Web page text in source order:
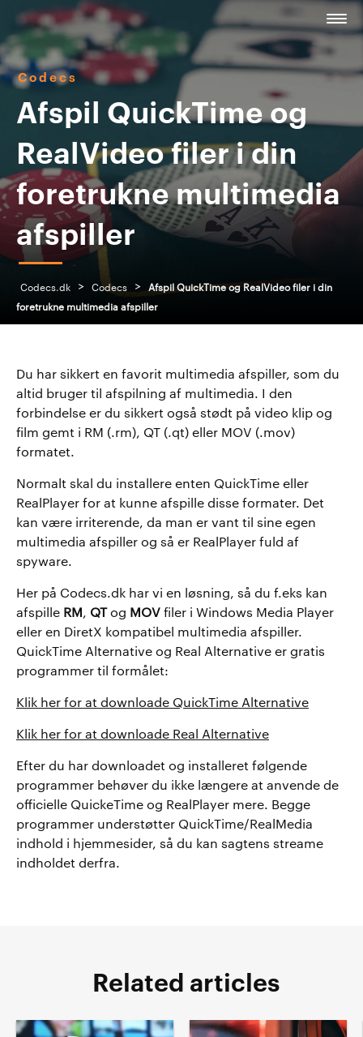
Codecs
Afspil QuickTime og
RealVideo filer i din
foretrukne multimedia
afspiller
Codecs.dk > Codecs >
Afspil QuickTime og RealVideo filer i din
foretrukne multimedia afspiller
Du har sikkert en favorit multimedia afspiller, som du
altid bruger til afspilning af multimedia. I den
forbindelse er du sikkert også stødt på video klip og
film gemt i RM (.rm), QT (.qt) eller MOV (.mov)
formatet.
Normalt skal du installere enten QuickTime eller
RealPlayer for at kunne afspille disse formater. Det
kan være irriterende, da man er vant til sine egen
multimedia afspiller og så er RealPlayer fuld af
spyware.
Her på Codecs.dk har vi en løsning, så du f.eks kan
afspille RM , QTog MOV filer i Windows Media Player
eller en DiretX kompatibel multimedia afspiller.
QuickTime Alternative og Real Alternative er gratis
programmer til formålet:
Klik her for at downloade QuickTime Alternative
Klik her for at downloade Real Alternative
Efter du har downloadet og installeret følgende
programmer behøver du ikke længere at anvende de
officielle QuickeTime og RealPlayer mere. Begge
programmer understøtter QuickTime/RealMedia
indhold i hjemmesider, så du kan sagtens streame
indholdet derfra.
Related articles